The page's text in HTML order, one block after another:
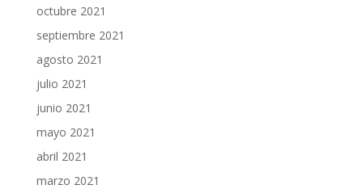
octubre 2021
septiembre 2021
agosto 2021
julio 2021
junio 2021
mayo 2021
abril 2021
marzo 2021